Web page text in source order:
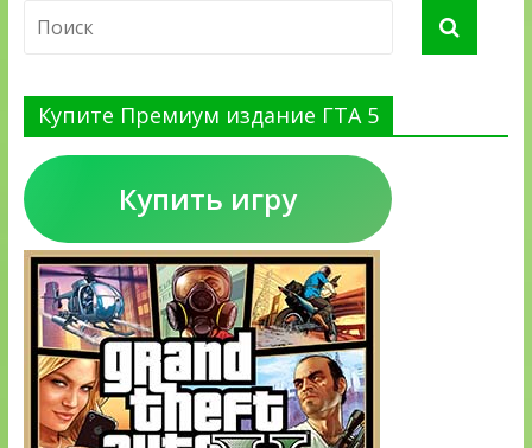
Купите Премиум издание ГТА 5
Купить игру